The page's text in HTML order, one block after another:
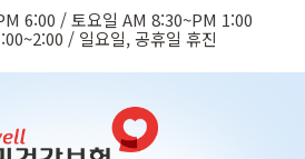
6:00 / 토요일 AM 8:30~PM 1:00
/ 일요일, 공휴일 휴진